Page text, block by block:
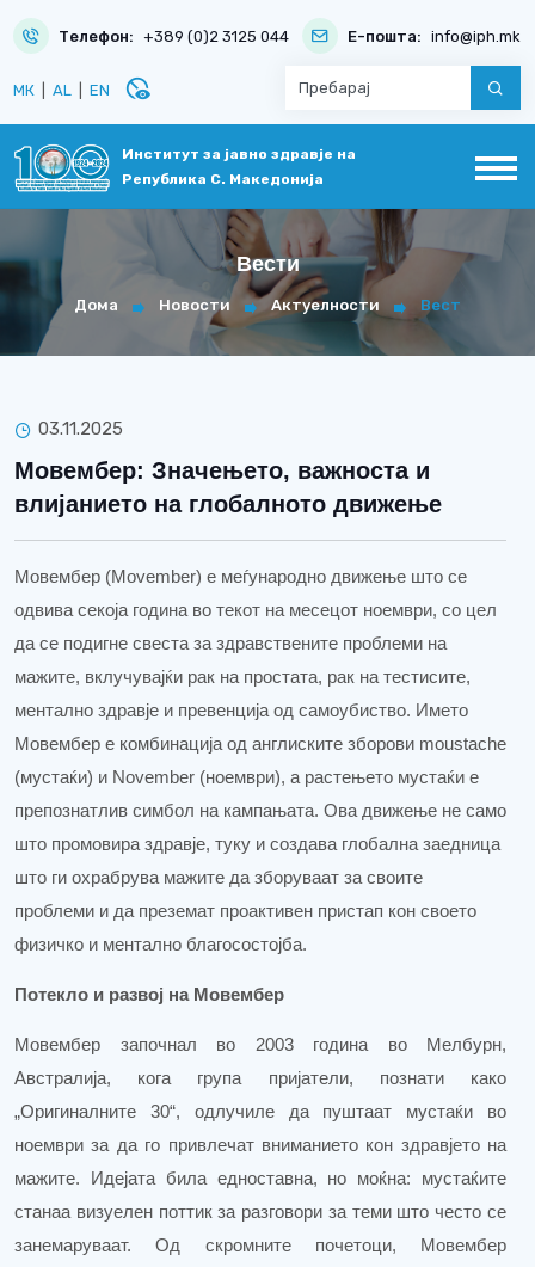
Телефон: +389 (0)2 3125 044 Е-пошта: info@iph.mk
МК AL EN disabled_visible
Институт за јавно здравје на
Република С. Македонија
Вести
Дома Новости Актуелности Вест
03.11.2025
Мовембер: Значењето, важноста и
влијанието на глобалното движење
Мовембер (Movember) е меѓународно движење што се
одвива секоја година во текот на месецот ноември, со цел
да се подигне свеста за здравствените проблеми на
мажите, вклучувајќи рак на простата, рак на тестисите,
ментално здравје и превенција од самоубиство. Името
Мовембер е комбинација од англиските зборови moustache
(мустаќи) и November (ноември), а растењето мустаќи е
препознатлив симбол на кампањата. Ова движење не само
што промовира здравје, туку и создава глобална заедница
што ги охрабрува мажите да зборуваат за своите
проблеми и да преземат проактивен пристап кон своето
физичко и ментално благосостојба.
Потекло и развој на Мовембер
Мовембер започнал во 2003 година во Мелбурн,
Австралија, кога група пријатели, познати како
„Оригиналните 30“, одлучиледа пуштаат мустаќи во
ноември за да го привлечат вниманието кон здравјето на
мажите. Идејата билаедноставна, но моќна: мустаќите
станаа визуелен поттик за разговори за теми што често се
занемаруваат. Од скромните почетоци, Мовембер